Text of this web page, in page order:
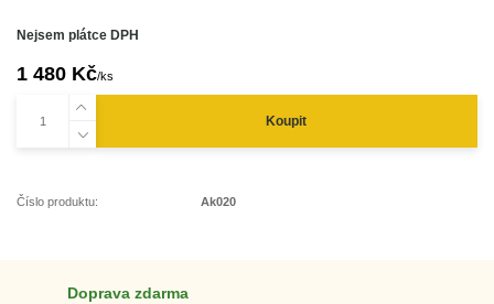
Nejsem plátce DPH
1 480 Kč/ks
Koupit
Číslo produktu: Ak020
Doprava zdarma